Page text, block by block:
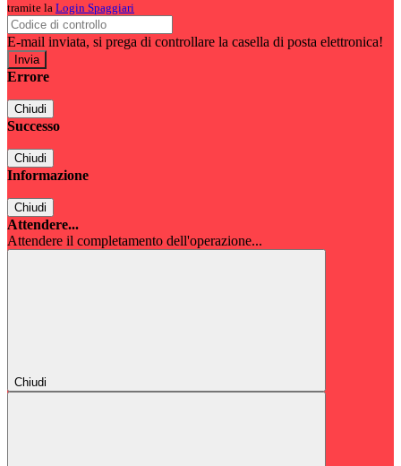
tramite la Login Spaggiari
E-mail inviata, si prega di controllare la casella di posta elettronica!
Errore
Chiudi
Successo
Chiudi
Informazione
Chiudi
Attendere...
Attendere il completamento dell'operazione...
Chiudi